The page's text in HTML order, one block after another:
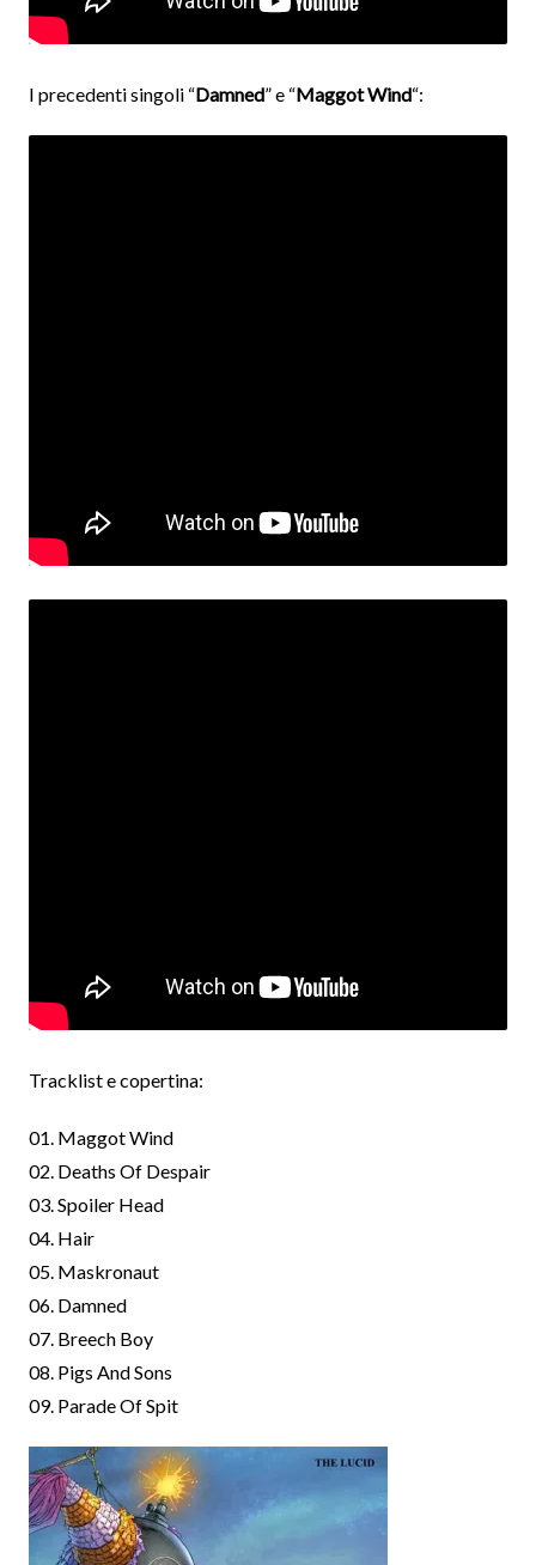
I precedenti singoli “Damned” e “MaggotWind“:
Tracklist e copertina:
01. Maggot Wind
02. Deaths Of Despair
03. Spoiler Head
04. Hair
05. Maskronaut
06. Damned
07. Breech Boy
08. Pigs And Sons
09. Parade Of Spit